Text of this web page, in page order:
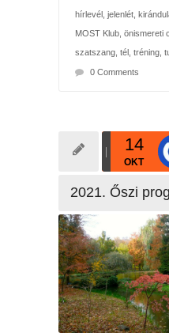
hírlevél, jelenlét,
MOST Klub, önismereti
szatszang, tél, tréning,
0 Comments
14
OKT
2021. Őszi